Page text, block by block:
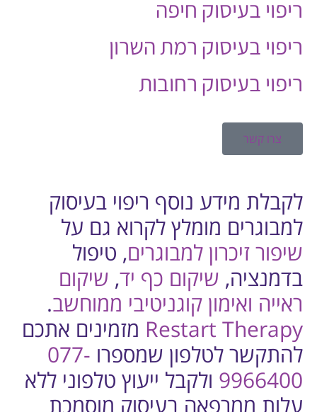
ריפוי בעיסוק חיפה
ריפוי בעיסוק רמת השרון
ריפוי בעיסוק רחובות
צרו קשר
לקבלת מידע נוסף ריפוי בעיסוק
למבוגרים מומלץ לקרוא גם על
שיפור זיכרון למבוגרים, טיפול
בדמנציה, שיקום כף יד, שיקום
ראייה ואימון קוגניטיבי ממוחשב.
Restart Therapy מזמינים אתכם
להתקשר לטלפון שמספרו 077-
9966400 ולקבל ייעוץ טלפוני ללא
עלות ממרפאה בעיסוק מוסמכת